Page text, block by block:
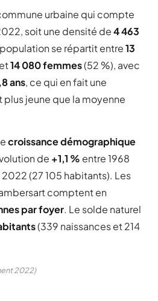
urbaine qui compte
soit une densité de4 463
se répartit entre13
14 080 femmes(52 %), avec
ans, ce qui en fait une
jeune que la moyenne
croissance démographique
de +1,1 % entre 1968
(27 105 habitants). Les
comptent en
par foyer. Le solde naturel
(339 naissances et 214
2022)